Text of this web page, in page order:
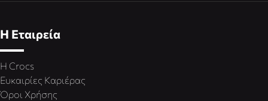
Η Εταιρεία
Η Crocs
Ευκαιρίες Καριέρας
Όροι Χρήσης